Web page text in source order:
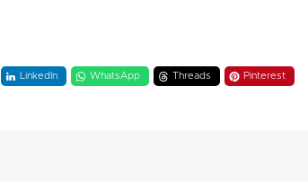
LinkedIn WhatsApp Threads Pinterest